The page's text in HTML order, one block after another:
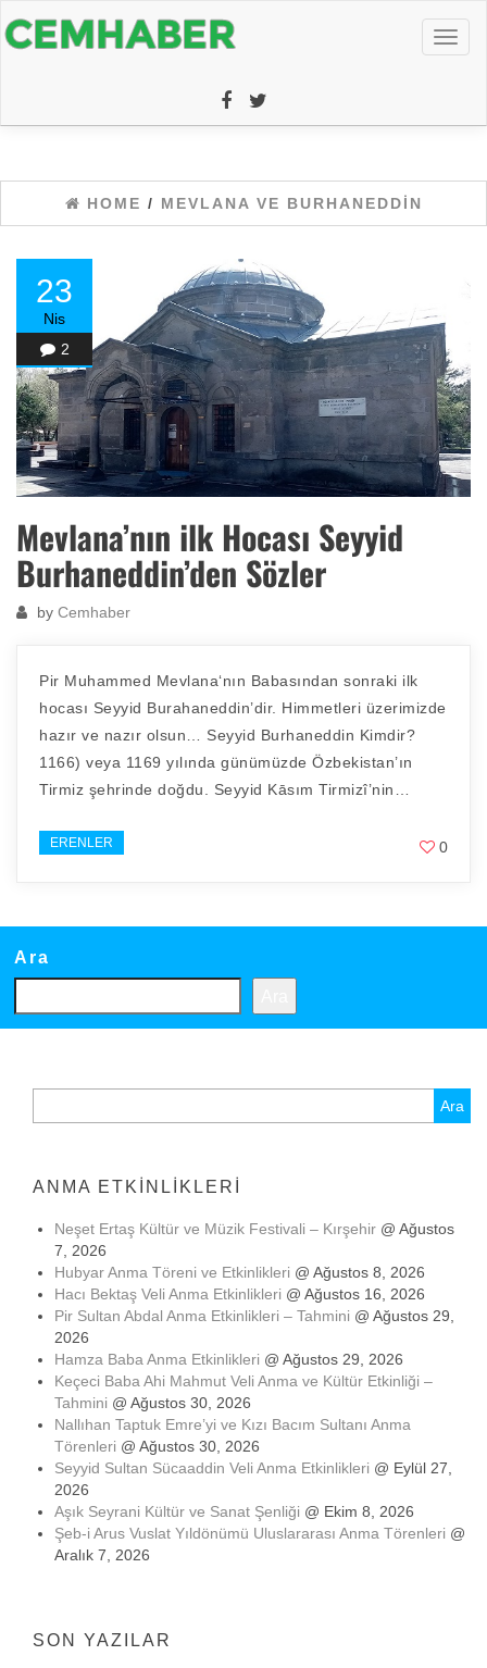
HOME / MEVLANA VE BURHANEDDIN
23
Nis
2
Mevlana’nın ilk Hocası Seyyid
Burhaneddin’den Sözler
by Cemhaber
Pir Muhammed Mevlana‘nın Babasından sonraki ilk
hocası Seyyid Burahaneddin’dir. Himmetleri üzerimizde
hazır ve nazır olsun… Seyyid Burhaneddin Kimdir?
1166) veya 1169 yılında günümüzde Özbekistan’ın
Tirmiz şehrinde doğdu. Seyyid Kāsım Tirmizî’nin…
ERENLER 0
Ara
ANMA ETKINLIKLERI
Neşet Ertaş Kültür ve Müzik Festivali – Kırşehir @ Ağustos
7, 2026
Hubyar Anma Töreni ve Etkinlikleri @ Ağustos 8, 2026
Hacı Bektaş Veli Anma Etkinlikleri @ Ağustos 16, 2026
Pir Sultan Abdal Anma Etkinlikleri – Tahmini @ Ağustos 29,
2026
Hamza Baba Anma Etkinlikleri @ Ağustos 29, 2026
Keçeci Baba Ahi Mahmut Veli Anma ve Kültür Etkinliği –
Tahmini @ Ağustos 30, 2026
Nallıhan Taptuk Emre’yi ve Kızı Bacım Sultanı Anma
Törenleri @ Ağustos 30, 2026
Seyyid Sultan Sücaaddin Veli Anma Etkinlikleri @ Eylül 27,
2026
Aşık Seyrani Kültür ve Sanat Şenliği @ Ekim 8, 2026
Şeb-i Arus Vuslat Yıldönümü Uluslararası Anma Törenleri @
Aralık 7, 2026
SON YAZILAR